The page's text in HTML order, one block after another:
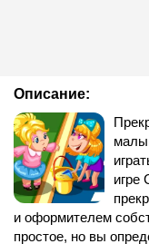
Описание:
игре
и оформителем
простое, но вы